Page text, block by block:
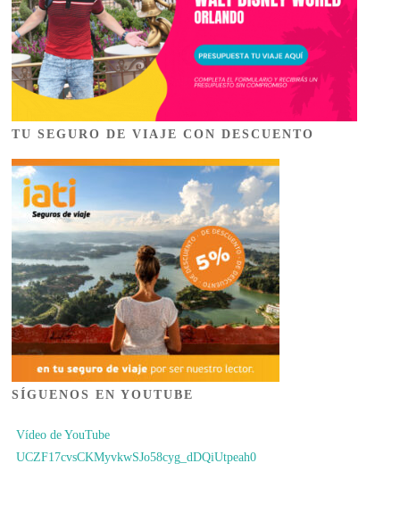
TU SEGURO DE VIAJE CON DESCUENTO
SÍGUENOS EN YOUTUBE
Vídeo de YouTube
UCZF17cvsCKMyvkwSJo58cyg_dDQiUtpeah0